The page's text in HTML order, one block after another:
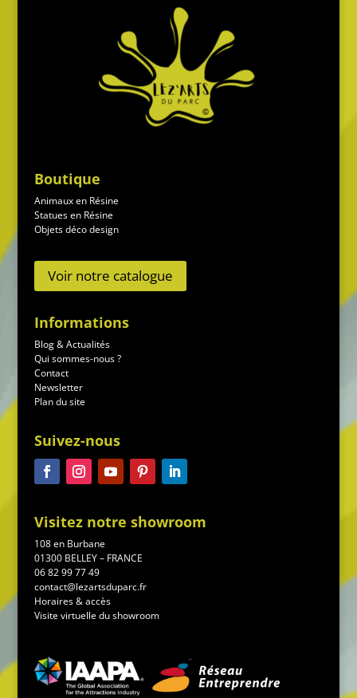
Boutique
Animaux en Résine
Statues en Résine
Objets déco design
Voir notre catalogue
Informations
Blog & Actualités
Qui sommes-nous ?
Contact
Newsletter
Plan du site
Suivez-nous
Visitez notre showroom
108 en Burbane
01300 BELLEY – FRANCE
06 82 99 77 49
contact@lezartsduparc.fr
Horaires & accès
Visite virtuelle du showroom